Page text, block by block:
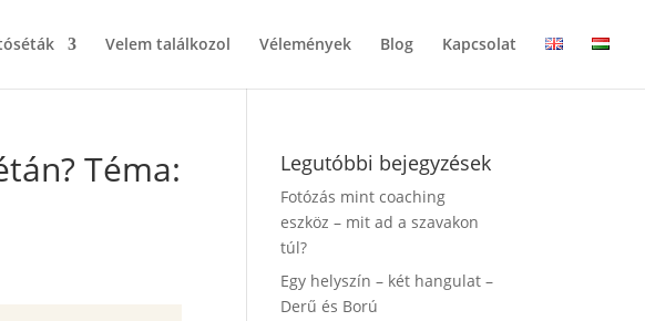
Velem találkozol Vélemények Blog Kapcsolat
Téma: Legutóbbi bejegyzések
Fotózás mint coaching
eszköz – mit ad a szavakon
túl?
Egy helyszín – két hangulat –
Derű és Ború